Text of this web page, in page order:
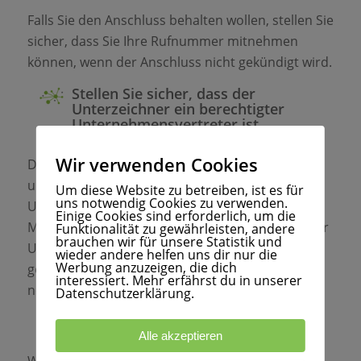
Falls Sie den Anschluss behalten wollen, stellen Sie
sicher, dass Sie Ihre Rufnummer mitnehmen
können, wenn der Anschluss nicht gekündigt wird.
Stellen Sie sicher, dass der
Unterzeichner ein berechtigter
Unternehmensvertreter ist
Die Person, die das Portierungsformular
unterzeichnet muss auch berechtigt sein, dass
Unternehmen zu vertreten. Um
Missverständnisse vorzubeugen, sollte neben der
Unterschrift der Name in Druckbuchstaben
gesetzt werden. Im Unterschriftsfeld sollte auch
noch einen Firmenstempel platziert werden.
Um alles andere kümmern wir uns
Wir verwenden Cookies
Um diese Website zu betreiben, ist es für
uns notwendig Cookies zu verwenden.
Einige Cookies sind erforderlich, um die
Funktionalität zu gewährleisten, andere
brauchen wir für unsere Statistik und
wieder andere helfen uns dir nur die
Werbung anzuzeigen, die dich
interessiert. Mehr erfährst du in unserer
Datenschutzerklärung.
Alle akzeptieren